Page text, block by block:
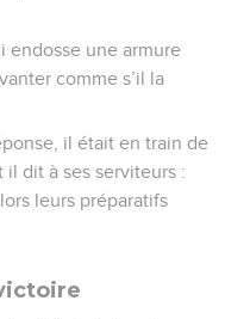
endosse une armure
comme s’il la
il était en train de
il dit à ses serviteurs :
leurs préparatifs